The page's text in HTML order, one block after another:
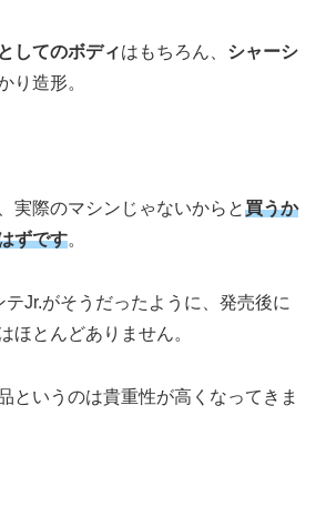
してのボディはもちろん、 シャーシ
り造形。
実際のマシンじゃないからと買うか
ずです。
テJr.がそうだったように、発売後に
ほとんどありません。
というのは貴重性が高くなってきま